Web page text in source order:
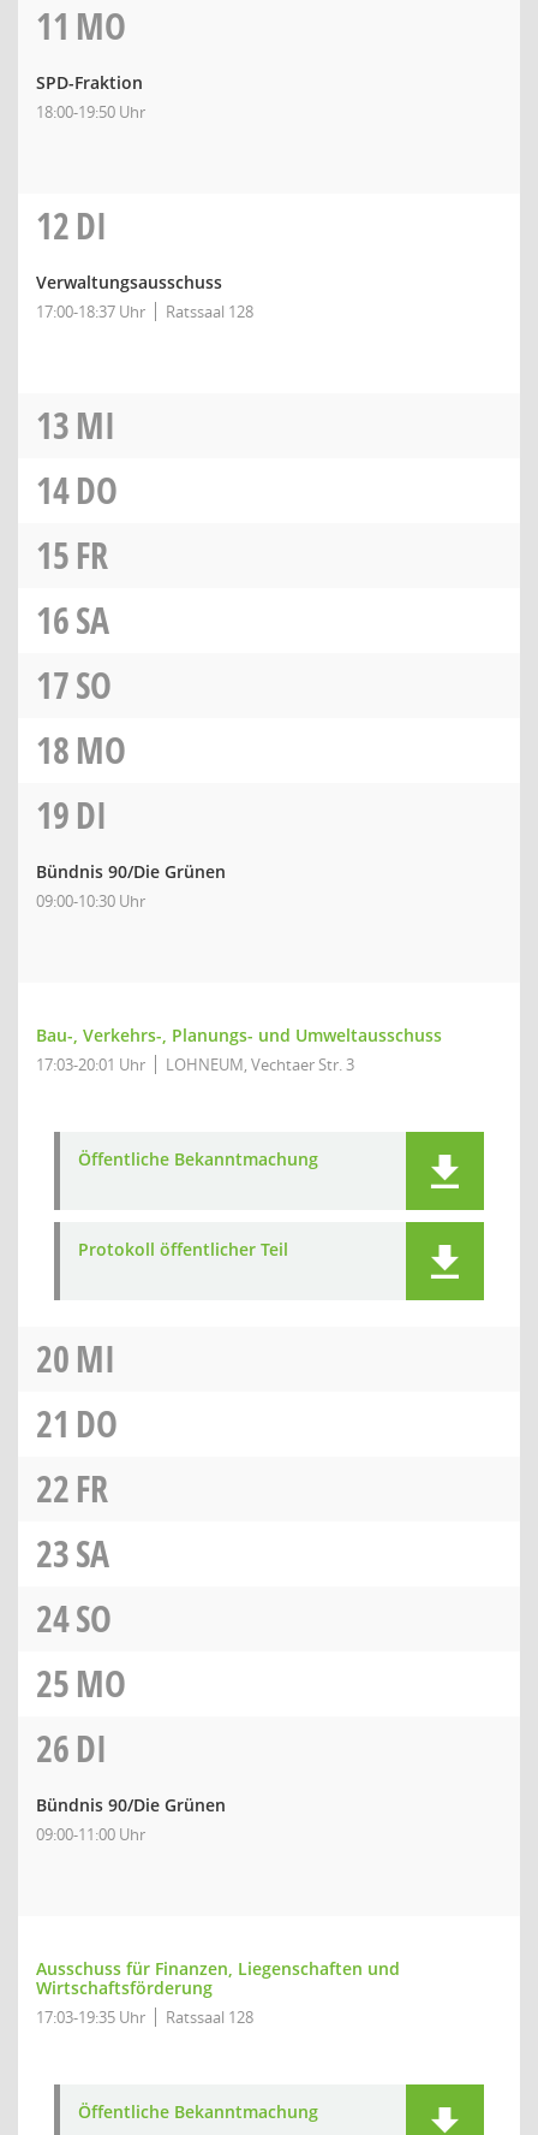
11 MO
SPD-Fraktion
18:00-19:50 Uhr
12DI
Verwaltungsausschuss
17:00-18:37 Uhr Ratssaal 128
13MI
14DO
15FR
16SA
17SO
18MO
19DI
Bündnis 90/Die Grünen
09:00-10:30 Uhr
Bau-, Verkehrs-, Planungs- und Umweltausschuss
17:03-20:01 Uhr LOHNEUM, Vechtaer Str. 3
Öffentliche Bekanntmachung
Protokoll öffentlicher Teil
20MI
21 DO
22FR
23SA
24SO
25MO
26DI
Bündnis 90/Die Grünen
09:00-11:00 Uhr
Ausschuss für Finanzen, Liegenschaften und
Wirtschaftsförderung
17:03-19:35 Uhr Ratssaal 128
Öffentliche Bekanntmachung